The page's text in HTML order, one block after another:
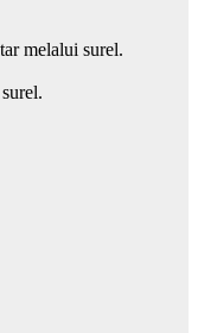
melalui surel.